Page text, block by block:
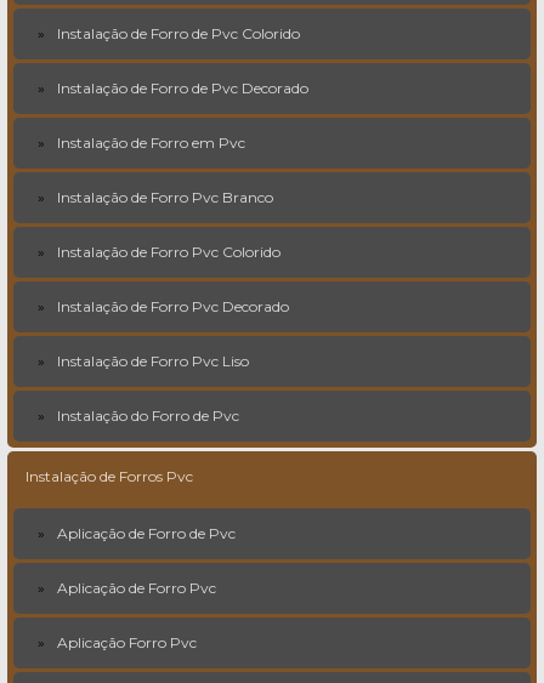
Instalação de Forro de Pvc Colorido
Instalação de Forro de Pvc Decorado
Instalação de Forro em Pvc
Instalação de Forro Pvc Branco
Instalação de Forro Pvc Colorido
Instalação de Forro Pvc Decorado
Instalação de Forro Pvc Liso
Instalação do Forro de Pvc
Instalação de Forros Pvc
Aplicação de Forro de Pvc
Aplicação de Forro Pvc
Aplicação Forro Pvc